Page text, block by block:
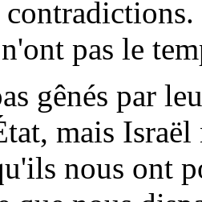
pas le
gênés par
mais Israël
nous ont